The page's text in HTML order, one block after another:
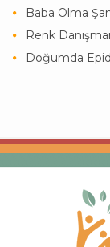
Baba Olma
Renk
Doğumda